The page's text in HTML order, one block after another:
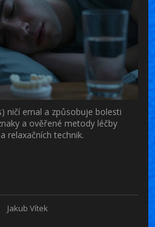
ničí emal a způsobuje bolesti
a ověřené metody léčby
relaxačních technik.
Jakub Vítek